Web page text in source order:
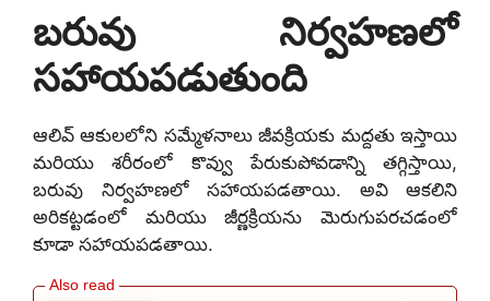
బరువు నిర్వహణలో
సహాయపడుతుంది
ఆలివ్ ఆకులలోని సమ్మేళనాలు జీవక్రియకు మద్దతు ఇస్తాయి
మరియు శరీరంలో కొవ్వు పేరుకుపోవడాన్ని తగ్గిస్తాయి,
బరువు నిర్వహణలో సహాయపడతాయి. అవి ఆకలిని
అరికట్టడంలో మరియు జీర్ణక్రియను మెరుగుపరచడంలో
కూడా సహాయపడతాయి.